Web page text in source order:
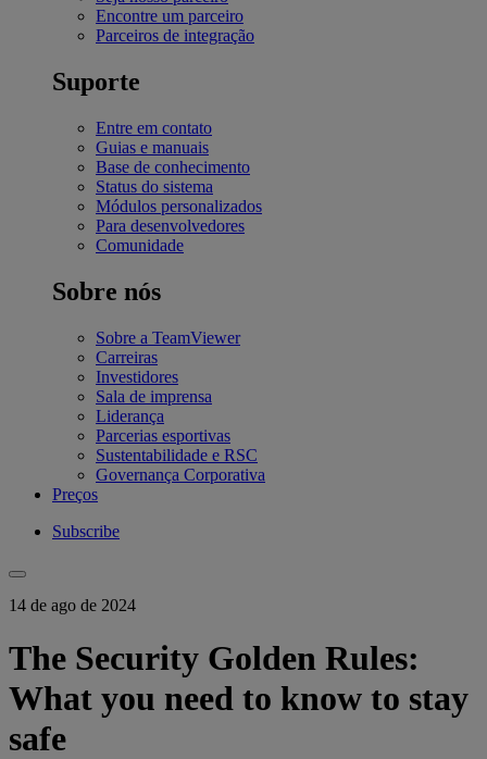
Encontre um parceiro
Parceiros de integração
Suporte
Entre em contato
Guias e manuais
Base de conhecimento
Status do sistema
Módulos personalizados
Para desenvolvedores
Comunidade
Sobre nós
Sobre a TeamViewer
Carreiras
Investidores
Sala de imprensa
Liderança
Parcerias esportivas
Sustentabilidade e RSC
Governança Corporativa
Preços
Subscribe
14 de ago de 2024
The Security Golden Rules:
What you need to know to stay
safe